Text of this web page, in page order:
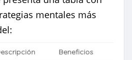
mentales más
Beneficios